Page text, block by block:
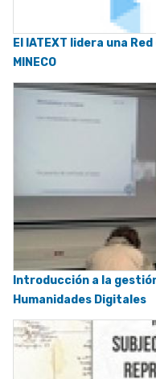
El IATEXT lidera una
MINECO
Introducción a la
Humanidades Digitales